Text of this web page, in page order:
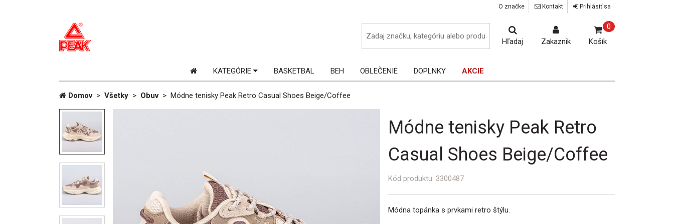
O značke Kontakt Prihlásiť sa
Hľadaj Zakaznik Košík
0
Domovská
stránka
KATEGÓRIE BASKETBAL BEH OBLEČENIE DOPLNKY AKCIE
Domov > Všetky > Obuv > Módne tenisky Peak Retro Casual Shoes Beige/Coffee
Módne tenisky Peak Retro
Casual Shoes Beige/Coffee
Kód produktu: 3300487
Módna topánka s prvkami retro štýlu.